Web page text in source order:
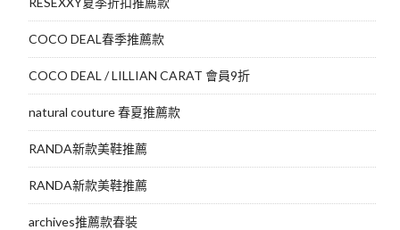
COCO DEAL春季推薦款
COCO DEAL / LILLIAN CARAT 會員9折
natural couture 春夏推薦款
RANDA新款美鞋推薦
RANDA新款美鞋推薦
archives推薦款春裝